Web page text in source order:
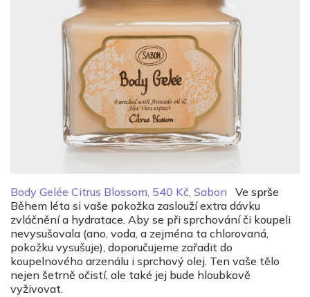
Body Gelée Citrus Blossom, 540 Kč, Sabon Ve sprše
Během léta si vaše pokožka zaslouží extra dávku
zvláčnění a hydratace. Aby se při sprchování či koupeli
nevysušovala (ano, voda, a zejména ta chlorovaná,
pokožku vysušuje), doporučujeme zařadit do
koupelnového arzenálu i sprchový olej. Ten vaše tělo
nejen šetrně očistí, ale také jej bude hloubkově
vyživovat.